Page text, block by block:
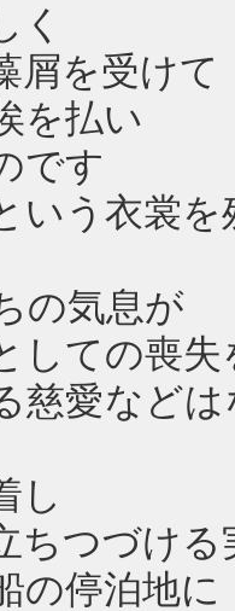
く
屑を受けて
を払い
です
いう衣裳を
の気息が
しての喪
慈愛など
し
ちつづける
の停泊地に